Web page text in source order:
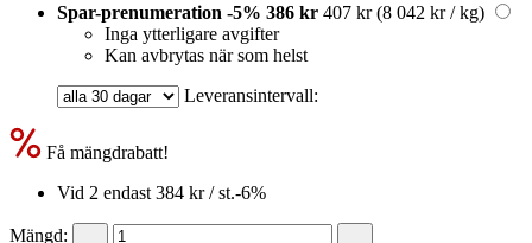
Spar-prenumeration -5% 386 kr 407 kr (8 042 kr / kg)
Inga ytterligare avgifter
Kan avbrytas när som helst
Leveransintervall:
Få mängdrabatt!
Vid 2 endast 384 kr/ st.-6%
Mängd: